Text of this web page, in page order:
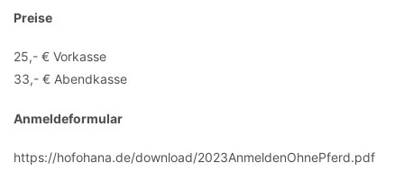
Preise
25,- € Vorkasse
33,- € Abendkasse
Anmeldeformular
https://hofohana.de/download/2023AnmeldenOhnePferd.pdf